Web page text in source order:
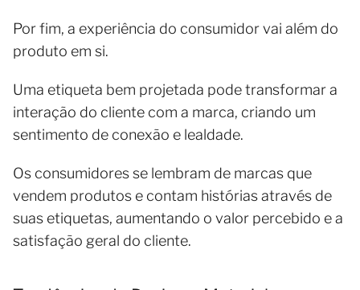
Por fim, a experiência do consumidor vai além do
produto em si.
Uma etiqueta bem projetada pode transformar a
interação do cliente com a marca, criando um
sentimento de conexão e lealdade.
Os consumidores se lembram de marcas que
vendem produtos e contam histórias através de
suas etiquetas, aumentando o valor percebido e a
satisfação geral do cliente.